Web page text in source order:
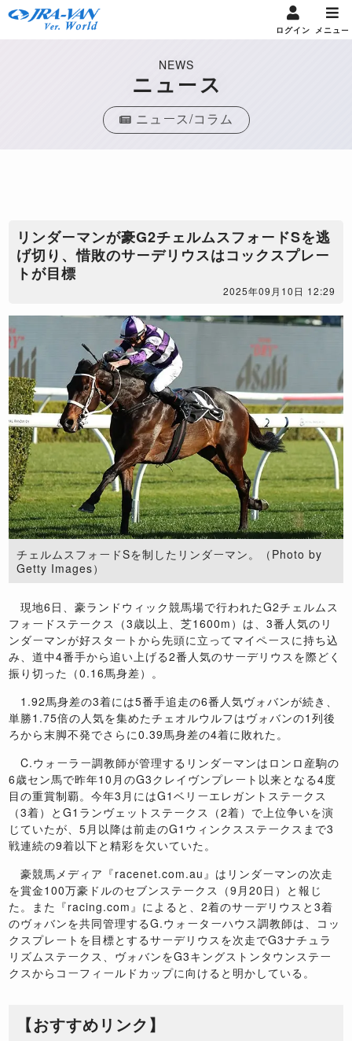
ログイン メニュー
NEWS
ニュース
ニュース/コラム
リンダーマンが豪G2チェルムスフォードSを逃
げ切り、惜敗のサーデリウスはコックスプレー
トが目標
2025年09月10日 12:29
チェルムスフォードSを制したリンダーマン。（Photo by
Getty Images）
現地6 日、豪ランドウィック競馬場で行われたG2チェルムス
フォードステークス（3歳以上、芝1600m ）は、3番人気のリ
ンダーマンが好スタートから先頭に立ってマイペースに持ち込
み、道中4番手から追い上げる2番人気のサーデリウスを際どく
振り切った（0.16馬身差）。
1.92馬身差の3着には5番手追走の6番人気ヴォバンが続き、
単勝1.75倍の人気を集めたチェオルウルフはヴォバンの1列後
ろから末脚不発でさらに0.39馬身差の4着に敗れた。
C.ウォーラー調教師が管理するリンダーマンはロンロ産駒の
6歳セン馬で昨年10 月のG3クレイヴンプレート以来となる4度
目の重賞制覇。今年3 月にはG1ベリーエレガントステークス
（3着）とG1 ランヴェットステークス（2着）で上位争いを演
じていたが、5 月以降は前走のG1 ウィンクスステークスまで3
戦連続の9着以下と精彩を欠いていた。
豪競馬メディア『racenet.com.au 』はリンダーマンの次走
を賞金100万豪ドルのセブンステークス（9 月20 日）と報じ
た。また『racing.com 』によると、2着のサーデリウスと3着
のヴォバンを共同管理するG.ウォーターハウス調教師は、コッ
クスプレートを目標とするサーデリウスを次走でG3ナチュラ
リズムステークス、ヴォバンをG3キングストンタウンステー
クスからコーフィールドカップに向けると明かしている。
【おすすめリンク】